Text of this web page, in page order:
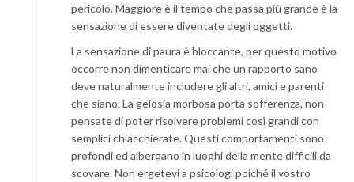
pericolo. Maggiore è il tempo che passa più grande è la
sensazione di essere diventate degli oggetti.
La sensazione di paura è bloccante, per questo motivo
occorre non dimenticare mai che un rapporto sano
deve naturalmente includere gli altri, amici e parenti
che siano. La gelosia morbosa porta sofferenza, non
pensate di poter risolvere problemi così grandi con
semplici chiacchierate. Questi comportamenti sono
profondi ed albergano in luoghi della mente difficili da
scovare. Non ergetevi a psicologi poiché il vostro